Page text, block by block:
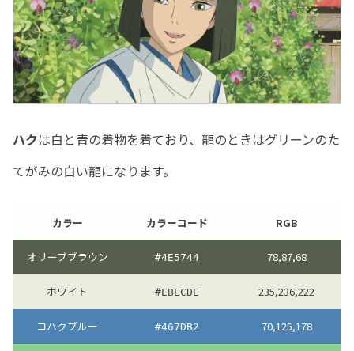
ハクは白と青の着物を着ており、龍のときはグリーンのた
てがみの白い龍になります。
カラー カラーコード RGB
オリーブブラウン #4E5744 78,87,68
ホワイト #EBECDE 235,236,222
コハクブルー #467DB2 70,125,178